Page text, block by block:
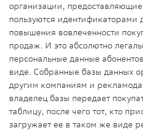
организации,
пользуются идентификаторами
повышения вовлеченности
продаж. И это абсолютно
персональные данные
виде. Собранные базы данных
другим компаниям и
владелец базы передает
таблицу, после чего тот, кто
загружает ее в таком же виде